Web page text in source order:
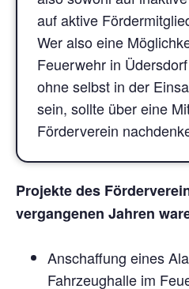
auf aktive
Wer also eine
Feuerwehr in
ohne selbst in der
sein, sollte über eine
Förderverein
Projekte des
vergangenen Jahren
Anschaffung eines
Fahrzeughalle im